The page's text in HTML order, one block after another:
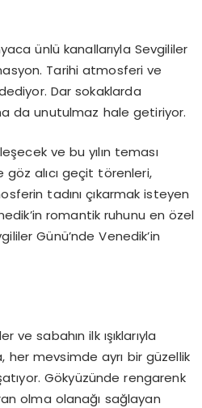
ünlü kanallarıyla Sevgililer
Tarihi atmosferi ve
Dar sokaklarda
da unutulmaz hale getiriyor.
ve bu yılın teması
göz alıcı geçit törenleri,
tadını çıkarmak isteyen
romantik ruhunu en özel
Günü’nde Venedik’in
sabahın ilk ışıklarıyla
her mevsimde ayrı bir güzellik
Gökyüzünde rengarenk
olma olanağı sağlayan